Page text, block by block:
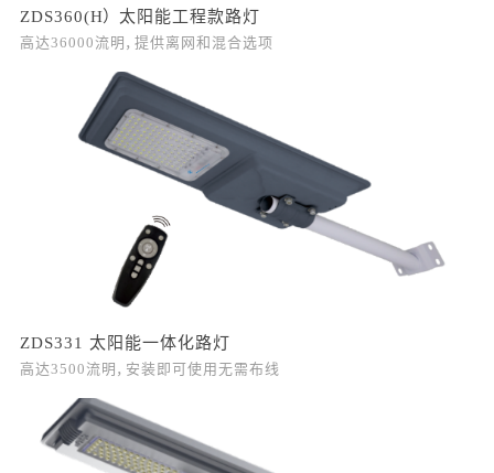
ZDS360(H） 太阳能工程款路灯
高达36000流明，提供离网和混合选项
ZDS331 太阳能一体化路灯
高达3500流明，安装即可使用无需布线